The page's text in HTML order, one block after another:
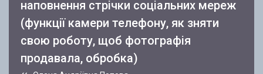
наповнення стрічки соціальних мереж
(функції камери телефону, як зняти
свою роботу, щоб фотографія
продавала, обробка)